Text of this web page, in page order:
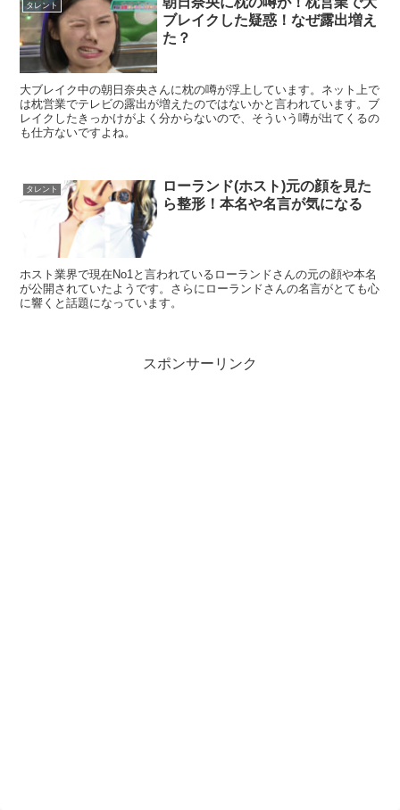
タレント
ブレイクした疑惑！なぜ露出増え
た？
大ブレイク中の朝日奈央さんに枕の噂が浮上しています。ネット上で
は枕営業でテレビの露出が増えたのではないかと言われています。ブ
レイクしたきっかけがよく分からないので、そういう噂が出てくるの
も仕方ないですよね。
タレント
ローランド(ホスト)元の顔を見た
ら整形！本名や名言が気になる
ホスト業界で現在No1と言われているローランドさんの元の顔や本名
が公開されていたようです。さらにローランドさんの名言がとても心
に響くと話題になっています。
スポンサーリンク